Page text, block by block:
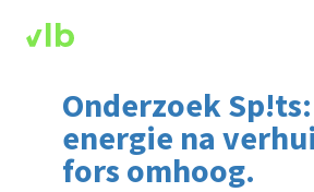
Onderzoek
energie na
fors omhoog.